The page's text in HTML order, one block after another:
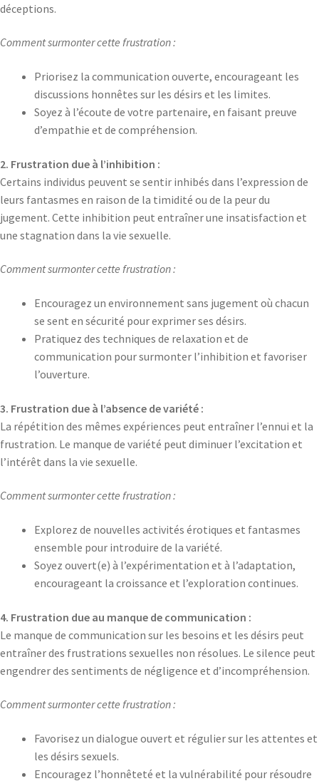
déceptions.
Comment surmonter cette frustration :
Priorisez la communication ouverte, encourageant les
discussions honnêtes sur les désirs et les limites.
Soyez à l’écoute de votre partenaire, en faisant preuve
d’empathie et de compréhension.
2. Frustration due à l’inhibition :
Certains individus peuvent se sentir inhibés dans l’expression de
leurs fantasmes en raison de la timidité ou de la peur du
jugement. Cette inhibition peut entraîner une insatisfaction et
une stagnation dans la vie sexuelle.
Comment surmonter cette frustration :
Encouragez un environnement sans jugement où chacun
se sent en sécurité pour exprimer ses désirs.
Pratiquez des techniques de relaxation et de
communication pour surmonter l’inhibition et favoriser
l’ouverture.
3. Frustration due à l’absence de variété :
La répétition des mêmes expériences peut entraîner l’ennui et la
frustration. Le manque de variété peut diminuer l’excitation et
l’intérêt dans la vie sexuelle.
Comment surmonter cette frustration :
Explorez de nouvelles activités érotiques et fantasmes
ensemble pour introduire de la variété.
Soyez ouvert(e) à l’expérimentation et à l’adaptation,
encourageant la croissance et l’exploration continues.
4. Frustration due au manque de communication :
Le manque de communication sur les besoins et les désirs peut
entraîner des frustrations sexuelles non résolues. Le silence peut
engendrer des sentiments de négligence et d’incompréhension.
Comment surmonter cette frustration :
Favorisez un dialogue ouvert et régulier sur les attentes et
les désirs sexuels.
Encouragez l’honnêteté et la vulnérabilité pour résoudre